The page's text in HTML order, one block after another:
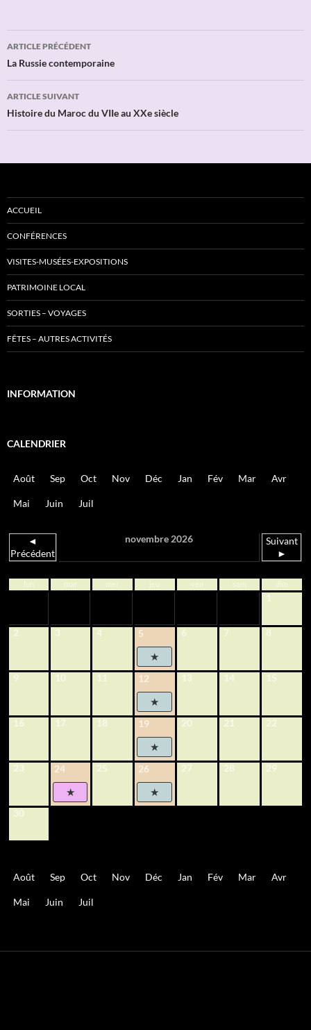
Navigation
des
articles
ARTICLE PRÉCÉDENT
La Russie contemporaine
ARTICLE SUIVANT
Histoire du Maroc du VIIe au XXe siècle
ACCUEIL
CONFÉRENCES
VISITES-MUSÉES-EXPOSITIONS
PATRIMOINE LOCAL
SORTIES – VOYAGES
FÊTES – AUTRES ACTIVITÉS
INFORMATION
CALENDRIER
Août Sep Oct Nov Déc Jan Fév Mar Avr
Mai Juin Juil
◄
Précédent
novembre 2026
Suivant
►
lun mar mer jeu ven sam dim
1
2 3 4 5 6 7 8
9 10 11 12 13 14 15
16 17 18 19 20 21 22
23 24 25 26 27 28 29
30
Août Sep Oct Nov Déc Jan Fév Mar Avr
Mai Juin Juil